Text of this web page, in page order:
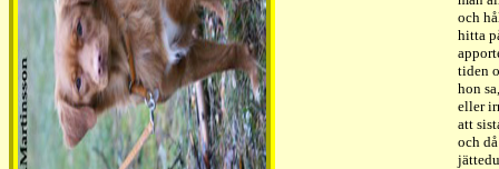
och
hitta
tiden
hon
eller
att
och